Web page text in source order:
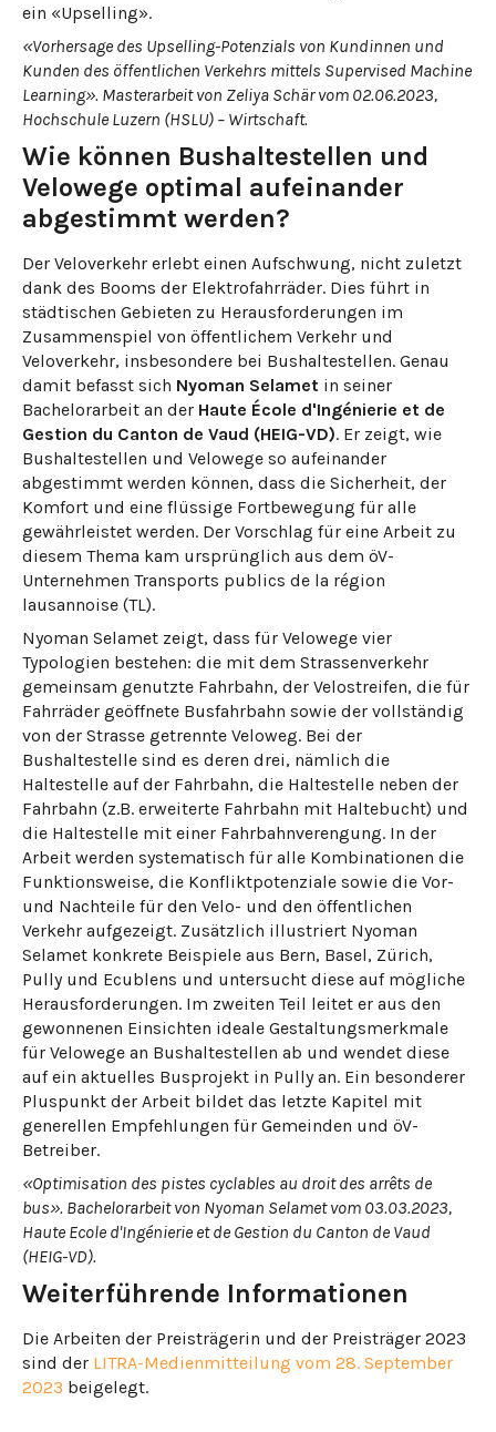
ein «Upselling».
«Vorhersage des Upselling-Potenzials von Kundinnen und
Kunden des öffentlichen Verkehrs mittels Supervised Machine
Learning». Masterarbeit von Zeliya Schär vom 02.06.2023,
Hochschule Luzern (HSLU) – Wirtschaft.
Wie können Bushaltestellen und
Velowege optimal aufeinander
abgestimmt werden?
Der Veloverkehr erlebt einen Aufschwung, nicht zuletzt
dank des Booms der Elektrofahrräder. Dies führt in
städtischen Gebieten zu Herausforderungen im
Zusammenspiel von öffentlichem Verkehr und
Veloverkehr, insbesondere bei Bushaltestellen. Genau
damit befasst sich Nyoman Selamet in seiner
Bachelorarbeit an der Haute École d'Ingénierie et de
Gestion du Canton de Vaud (HEIG-VD). Er zeigt, wie
Bushaltestellen und Velowege so aufeinander
abgestimmt werden können, dass die Sicherheit, der
Komfort und eine flüssige Fortbewegung für alle
gewährleistet werden. Der Vorschlag für eine Arbeit zu
diesem Thema kam ursprünglich aus dem öV-
Unternehmen Transports publics de la région
lausannoise (TL).
Nyoman Selamet zeigt, dass für Velowege vier
Typologien bestehen: die mit dem Strassenverkehr
gemeinsam genutzte Fahrbahn, der Velostreifen, die für
Fahrräder geöffnete Busfahrbahn sowie der vollständig
von der Strasse getrennte Veloweg. Bei der
Bushaltestelle sind es deren drei, nämlich die
Haltestelle auf der Fahrbahn, die Haltestelle neben der
Fahrbahn (z.B. erweiterte Fahrbahn mit Haltebucht) und
die Haltestelle mit einer Fahrbahnverengung. In der
Arbeit werden systematisch für alle Kombinationen die
Funktionsweise, die Konfliktpotenziale sowie die Vor-
und Nachteile für den Velo- und den öffentlichen
Verkehr aufgezeigt. Zusätzlich illustriert Nyoman
Selamet konkrete Beispiele aus Bern, Basel, Zürich,
Pully und Ecublens und untersucht diese auf mögliche
Herausforderungen. Im zweiten Teil leitet er aus den
gewonnenen Einsichten ideale Gestaltungsmerkmale
für Velowege an Bushaltestellen ab und wendet diese
auf ein aktuelles Busprojekt in Pully an. Ein besonderer
Pluspunkt der Arbeit bildet das letzte Kapitel mit
generellen Empfehlungen für Gemeinden und öV-
Betreiber.
«Optimisation des pistes cyclables au droit des arrêts de
bus». Bachelorarbeit von Nyoman Selamet vom 03.03.2023,
Haute Ecole d'Ingénierie et de Gestion du Canton de Vaud
(HEIG-VD).
Weiterführende Informationen
Die Arbeiten der Preisträgerin und der Preisträger 2023
sind der LITRA-Medienmitteilung vom 28. September
2023 beigelegt.